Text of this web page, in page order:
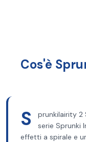
Cos'è
S
prunkilairity 2
serie Sprunki
effetti a spirale e